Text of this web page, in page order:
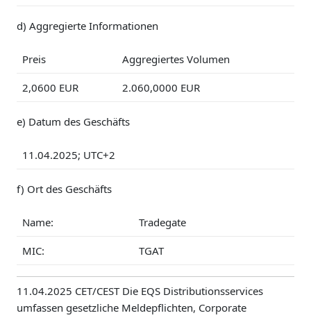
d) Aggregierte Informationen
Preis Aggregiertes Volumen
2,0600 EUR 2.060,0000 EUR
e) Datum des Geschäfts
11.04.2025; UTC+2
f) Ort des Geschäfts
Name: Tradegate
MIC: TGAT
11.04.2025 CET/CEST Die EQS Distributionsservices
umfassen gesetzliche Meldepflichten, Corporate